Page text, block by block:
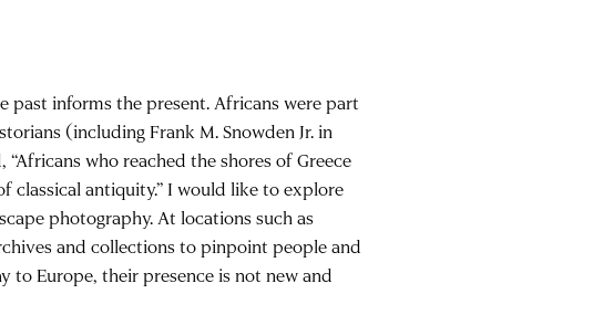
past informs the present. Africans were part
(including Frank M. Snowden Jr. in
who reached the shores of Greece
antiquity.” I would like to explore
photography. At locations such as
and collections to pinpoint people and
to Europe, their presence is not new and